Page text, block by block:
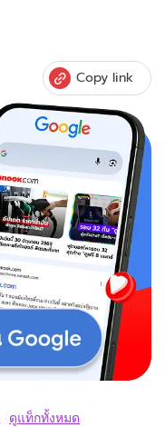
Copy link
ดูแท็กทั้งหมด